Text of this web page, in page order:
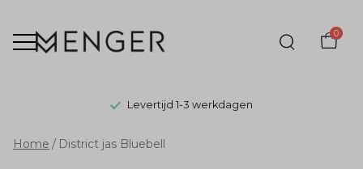
0
Levertijd 1-3 werkdagen
District
Home District jas Bluebell